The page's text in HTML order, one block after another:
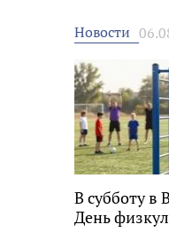
Новости
В субботу в
День